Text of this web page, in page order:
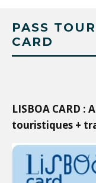
PASS
CARD
LISBOA CARD :
touristiques +